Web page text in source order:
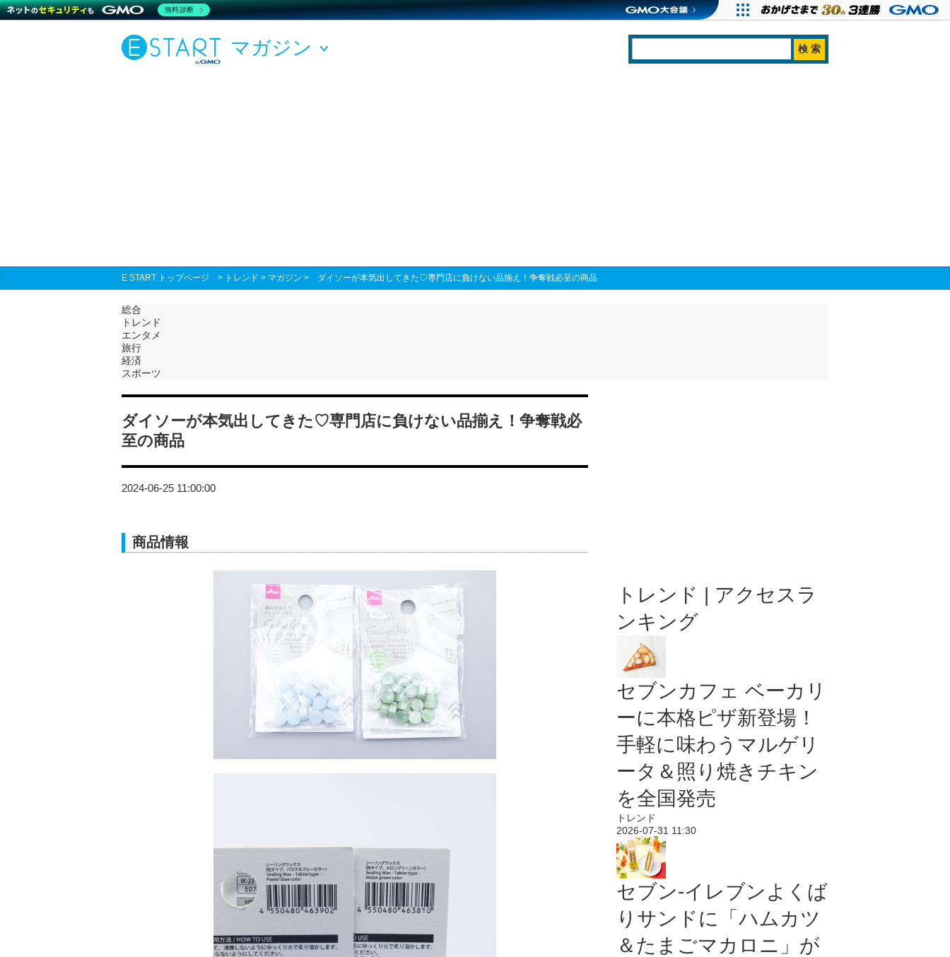
マガジン
E START トップページ > トレンド > マガジン > ダイソーが本気出してきた♡専門店に負けない品揃え！争奪戦必至の商品
総合
トレンド
エンタメ
旅行
経済
スポーツ
ダイソーが本気出してきた♡専門店に負けない品揃え！争奪戦必
至の商品
2024-06-25 11:00:00
商品情報
トレンド | アクセスラ
ンキング
セブンカフェ ベーカリ
ーに本格ピザ新登場！
手軽に味わうマルゲリ
ータ＆照り焼きチキン
を全国発売
トレンド
2026-07-31 11:30
セブン‐イレブンよくば
りサンドに「ハムカツ
＆たまごマカロニ」が
無料診断